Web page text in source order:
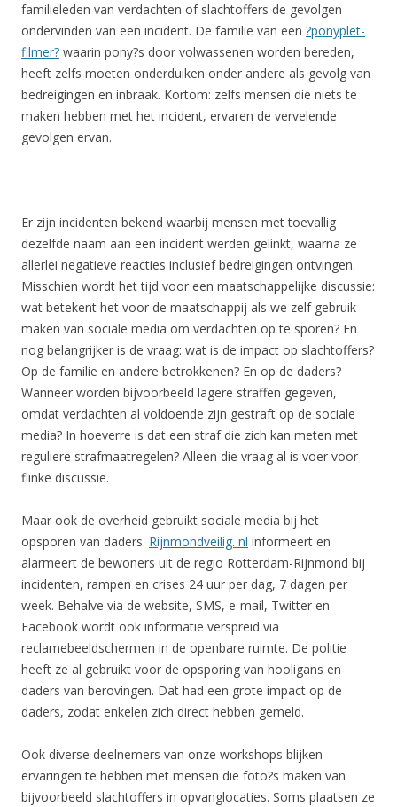
familieleden van verdachten of slachtoffers de gevolgen
ondervinden van een incident. De familie van een ?ponyplet-
filmer? waarin pony?s door volwassenen worden bereden,
heeft zelfs moeten onderduiken onder andere als gevolg van
bedreigingen en inbraak. Kortom: zelfs mensen die niets te
maken hebben met het incident, ervaren de vervelende
gevolgen ervan.
Er zijn incidenten bekend waarbij mensen met toevallig
dezelfde naam aan een incident werden gelinkt, waarna ze
allerlei negatieve reacties inclusief bedreigingen ontvingen.
Misschien wordt het tijd voor een maatschappelijke discussie:
wat betekent het voor de maatschappij als we zelf gebruik
maken van sociale media om verdachten op te sporen? En
nog belangrijker is de vraag: wat is de impact op slachtoffers?
Op de familie en andere betrokkenen? En op de daders?
Wanneer worden bijvoorbeeld lagere straffen gegeven,
omdat verdachten al voldoende zijn gestraft op de sociale
media? In hoeverre is dat een straf die zich kan meten met
reguliere strafmaatregelen? Alleen die vraag al is voer voor
flinke discussie.
Maar ook de overheid gebruikt sociale media bij het
opsporen van daders. Rijnmondveilig. nl informeert en
alarmeert de bewoners uit de regio Rotterdam-Rijnmond bij
incidenten, rampen en crises 24 uur per dag, 7 dagen per
week. Behalve via de website, SMS, e-mail, Twitter en
Facebook wordt ook informatie verspreid via
reclamebeeldschermen in de openbare ruimte. De politie
heeft ze al gebruikt voor de opsporing van hooligans en
daders van berovingen. Dat had een grote impact op de
daders, zodat enkelen zich direct hebben gemeld.
Ook diverse deelnemers van onze workshops blijken
ervaringen te hebben met mensen die foto?s maken van
bijvoorbeeld slachtoffers in opvanglocaties. Soms plaatsen ze